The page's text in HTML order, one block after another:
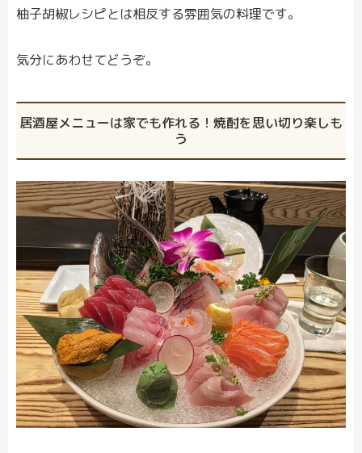
柚子胡椒レシピとは相反する雰囲気の料理です。
気分にあわせてどうぞ。
居酒屋メニューは家でも作れる！焼酎を思い切り楽しも
う